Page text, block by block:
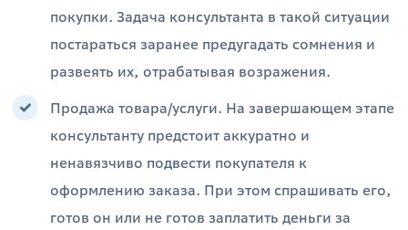
покупки. Задача консультанта в такой ситуации
постараться заранее предугадать сомнения и
развеять их, отрабатывая возражения.
Продажа товара/услуги. На завершающем этапе
консультанту предстоит аккуратно и
ненавязчиво подвести покупателя к
оформлению заказа. При этом спрашивать его,
готов он или не готов заплатить деньги за